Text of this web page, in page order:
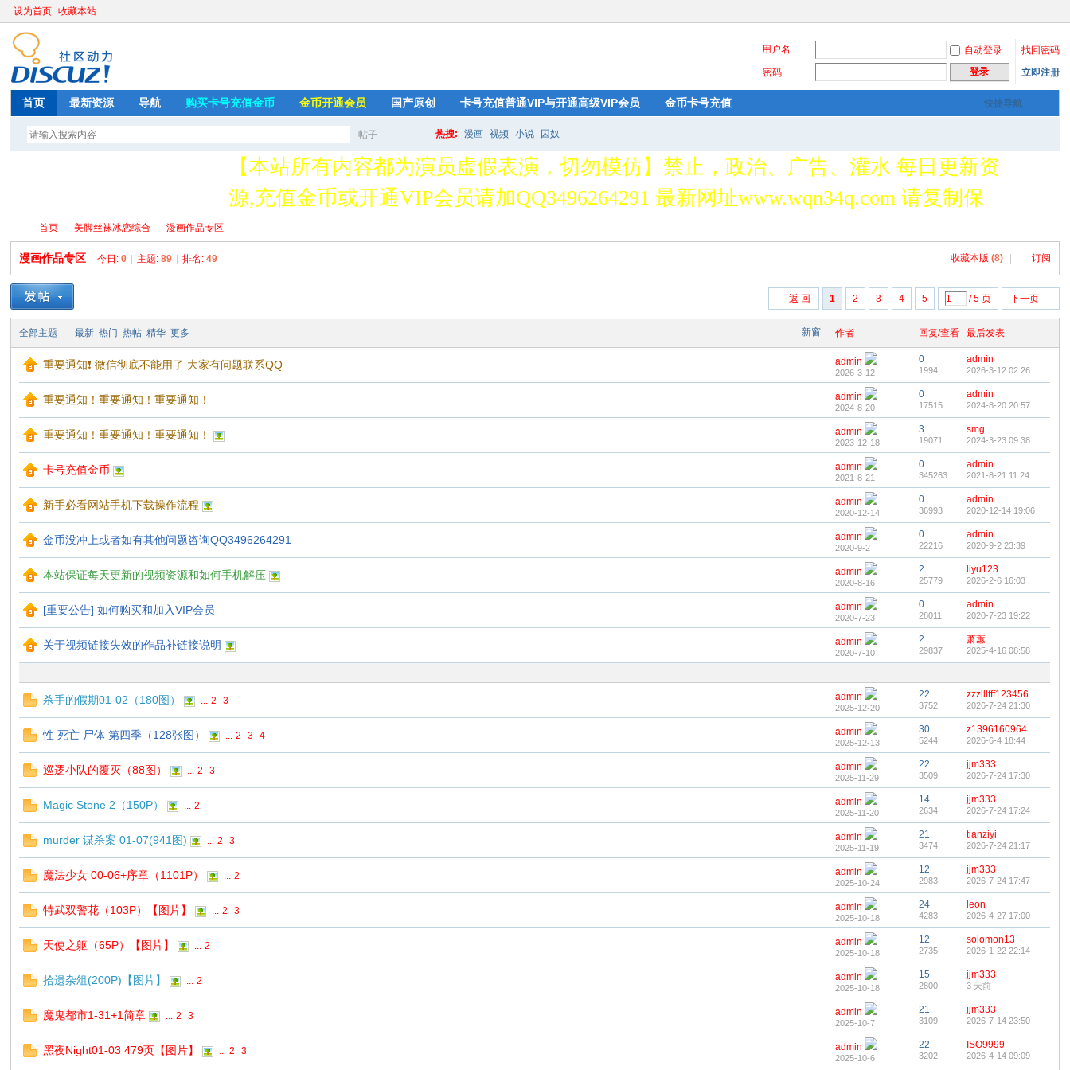
设为首页 收藏本站
用户名 自动登录
找回密码
密码
登录 立即注册
快捷导航
首页 最新资源 导航 购买卡号充值金币 金币开通会员 国产原创 卡号充值普通VIP与开通高级VIP会员 金币卡号充值
帖子
搜
热搜: 漫画 视频 小说 囚奴
【本站所有内容都为演员虚假表演，切勿模仿】禁止，政治、广告、灌水 每日更新资
源,充值金币或开通VIP会员请加QQ3496264291 最新网址www.wqn34q.com 请复制保
梦
»
首页
›
美脚丝袜冰恋综合 漫画作品专区
收藏本版 (8) 订阅
漫画作品专区 今日:0 主题:89 排名:49
1 2 3 4 5 / 5 页 下一页
返 回
新窗
全部主题 最新 热门 热帖 精华 更多 作者 回复/查看 最后发表
重要通知❗ 微信彻底不能用了 大家有问题联系QQ admin
2026-3-12
0
1994
admin
2026-3-12 02:26
重要通知！重要通知！重要通知！ admin
2024-8-20
0
17515
admin
2024-8-20 20:57
重要通知！重要通知！重要通知！ admin
2023-12-18
3
19071
smg
2024-3-23 09:38
卡号充值金币 admin
2021-8-21
0
345263
admin
2021-8-21 11:24
新手必看网站手机下载操作流程 admin
2020-12-14
0
36993
admin
2020-12-14 19:06
金币没冲上或者如有其他问题咨询QQ3496264291 admin
2020-9-2
0
22216
admin
2020-9-2 23:39
本站保证每天更新的视频资源和如何手机解压 admin
2020-8-16
2
25779
liyu123
2026-2-6 16:03
[重要公告] 如何购买和加入VIP会员 admin
2020-7-23
0
28011
admin
2020-7-23 19:22
关于视频链接失效的作品补链接说明 admin
2020-7-10
2
29837
萧蕙
2025-4-16 08:58
杀手的假期01-02（180图） ... 2 3 admin
2025-12-20
22
3752
zzzlllfff123456
2026-7-24 21:30
性 死亡 尸体 第四季（128张图） ... 2 3 4 admin
2025-12-13
30
5244
z1396160964
2026-6-4 18:44
巡逻小队的覆灭（88图） ... 2 3 admin
2025-11-29
22
3509
jjm333
2026-7-24 17:30
Magic Stone 2（150P） ... 2 admin
2025-11-20
14
2634
jjm333
2026-7-24 17:24
murder 谋杀案 01-07(941图) ... 2 3 admin
2025-11-19
21
3474
tianziyi
2026-7-24 21:17
魔法少女 00-06+序章（1101P） ... 2 admin
2025-10-24
12
2983
jjm333
2026-7-24 17:47
特武双警花（103P）【图片】 ... 2 3 admin
2025-10-18
24
4283
leon
2026-4-27 17:00
天使之躯（65P）【图片】 ... 2 admin
2025-10-18
12
2735
solomon13
2026-1-22 22:14
拾遗杂俎(200P)【图片】 ... 2 admin
2025-10-18
15
2800
jjm333
3 天前
魔鬼都市1-31+1简章 ... 2 3 admin
2025-10-7
21
3109
jjm333
2026-7-14 23:50
黑夜Night01-03 479页【图片】 ... 2 3 admin
2025-10-6
22
3202
ISO9999
2026-4-14 09:09